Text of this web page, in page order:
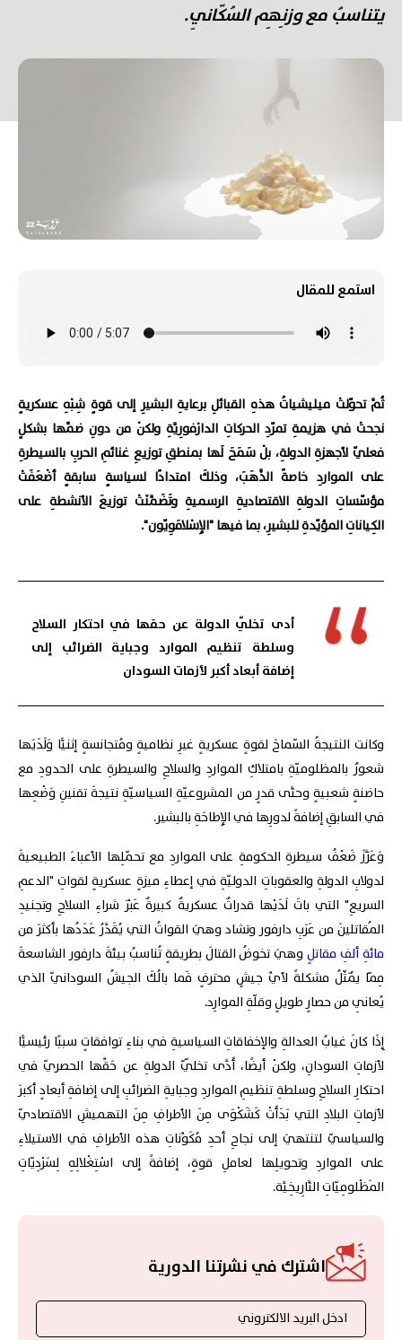
يتناسبُ مع وزنِهِم السُكّانِي.
استمع للمقال
ثُمَّ تحوّلتْ ميليشياتُ هذهِ القبائلِ برعايةِ البشيرِ إلى قوةٍ شِبْهِ عسكريةٍ
نجحتْ في هزيمةِ تمرّدِ الحركاتِ الدارْفورِيَّةِ ولكنْ من دونِ ضمِّها بشكلٍ
فعليّ لأجهزةِ الدولةِ، بلْ سَمَحَ لَها بمنطقِ توزيعِ غنائمِ الحربِ بالسيطرةِ
على المواردِ خاصةً الذَّهَبَ، وذلكَ امتدادًا لسياسةٍ سابقةٍ أضْعَفَتْ
مؤسّساتِ الدولةِ الاقتصاديةِ الرسميةِ وتَضَمَّنَتْ توزيعَ الأنشطةِ على
الكِياناتِ المؤيّدةِ للبشيرِ، بما فيها "الإِسْلامَوِيّون".
أدى تخلّي الدولة عن حقها في احتكار السلاح
وسلطة تنظيم الموارد وجباية الضرائب إلى
إضافة أبعاد أكبر لأزمات السودان
وكانت النتيجةُ السّماحَ لقوةٍ عسكريةٍ غيرِ نظاميةٍ ومُتجانسةٍ إثنيًّا وَلَدَيَها
شعورٌ بالمظلوميّةِ بامتلاكِ المواردِ والسلاحِ والسيطرةِ على الحدودِ مع
حاضنةٍ شعبيةٍ وحتَّى قدرٍ من المشروعيّةِ السياسيّةِ نتيجةَ تقنينِ وَضْعِها
في السابقِ إضافةً لدورِها في الإِطاحَةِ بالبشير.
وَعَزَّزَ ضَعْفُ سيطرةِ الحكومةِ على المواردِ مع تحمّلِها الأعباءَ الطبيعيةَ
لدولابِ الدولةِ والعقوباتِ الدوليّةِ في إعطاءِ ميزةٍ عسكريةٍ لقواتِ "الدعمِ
السريعِ" التي باتَ لَدَيْها قدراتٌ عسكريةٌ كبيرةٌ عَبْرَ شراءِ السلاحِ وتجنيدِ
المُقاتلينَ من عَرَبِ دارفور وتشاد وهيَ القواتُ التي يُقَدَّرُ عَدَدُها بأكثرَ من
مائةِ ألفِ مقاتلوهيَ تخوضُ القتالَ بطريقةٍ تُناسبُ بيئةَ دارفور الشاسعةَ
مِمّا يُمَثّلُ مشكلةً لأيِّ جيشٍ محترفٍ فَما بالُكَ الجيشُ السودانيّ الذي
يُعانِي من حصارٍ طويلٍ وقلّةِ الموارِد.
إِذَا كانَ غيابُ العدالةِ والإخفاقاتِ السياسيةِ في بناءِ توافقاتٍ سببًا رئيسيًّا
لأزماتِ السودانِ، ولكنْ أيضًا، أَدَّى تخلّيّ الدولةِ عن حَقِّها الحصريّ في
احتكارِ السلاحِ وسلطةِ تنظيمِ المواردِ وجبايةِ الضرائبِ إلى إضافةِ أبعادٍ أكبرَ
لأزماتِ البلادِ التي بَدَأَتْ كَشَكْوَى مِنَ الأطرافِ مِنَ التهميشِ الاقتصاديّ
والسياسيّ لتنتهيَ إلى نجاحِ أحدِ مُكَوِّناتِ هذه الأطرافِ في الاستيلاءِ
على المواردِ وتحويلِها لعاملِ قوةٍ، إضافةً إلى اسْتِغْلالِهِ لِسَرْدِيّاتِ
المَظْلومِيّاتِ التَّارِيخِيَّة.
اشترك في نشرتنا الدورية